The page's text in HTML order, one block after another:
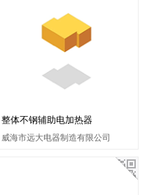
整体不钢辅助电加热器
威海市远大电器制造有限公司